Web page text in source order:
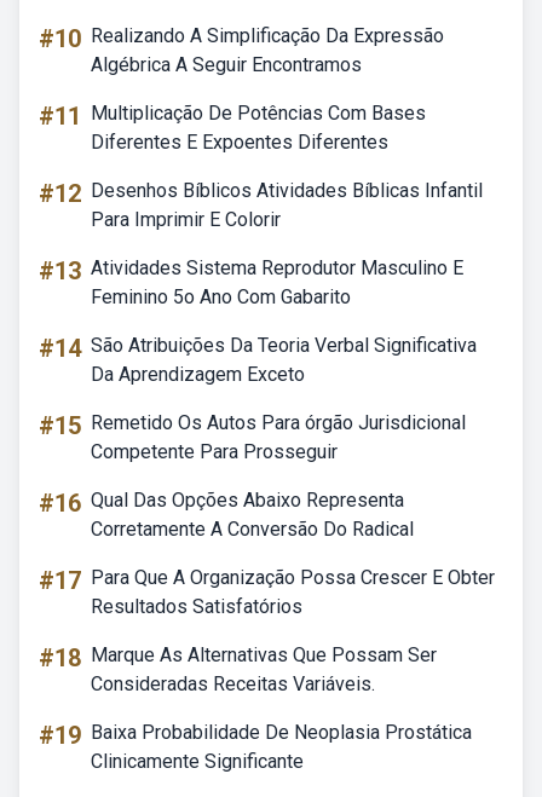
#10 Realizando A Simplificação Da Expressão
Algébrica A Seguir Encontramos
#11
Multiplicação De Potências Com Bases
Diferentes E Expoentes Diferentes
#12 Desenhos Bíblicos Atividades Bíblicas Infantil
Para Imprimir E Colorir
#13 Atividades Sistema Reprodutor Masculino E
Feminino 5o Ano Com Gabarito
#14 São Atribuições Da Teoria Verbal Significativa
Da Aprendizagem Exceto
#15 Remetido Os Autos Para órgão Jurisdicional
Competente Para Prosseguir
#16 Qual Das Opções Abaixo Representa
Corretamente A Conversão Do Radical
#17 Para Que A Organização Possa Crescer E Obter
Resultados Satisfatórios
#18 Marque As Alternativas Que Possam Ser
Consideradas Receitas Variáveis.
#19 Baixa Probabilidade De Neoplasia Prostática
Clinicamente Significante